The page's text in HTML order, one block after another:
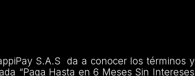
S.A.S da a conocer los términos y
“Paga Hasta en 6 Meses Sin Intereses